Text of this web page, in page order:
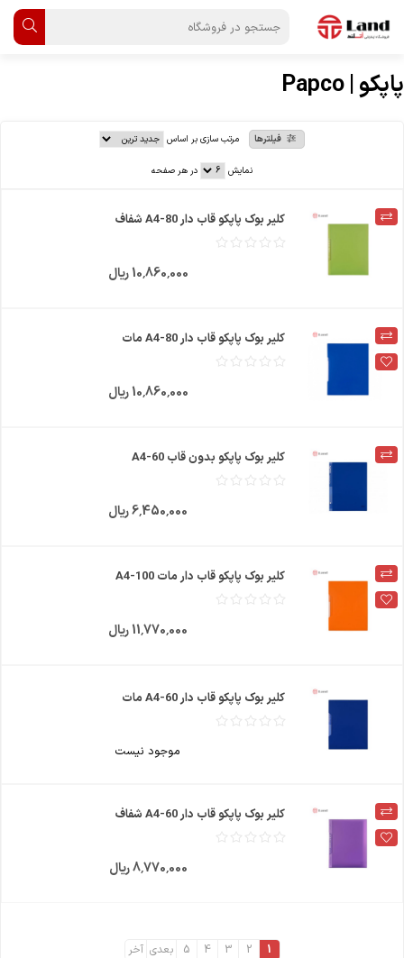
پاپکو | Papco
فیلترها مرتب سازی بر اساس
نمایش در هر صفحه
کلیر بوک پاپکو قاب دار A4-80 شفاف
10٬860٬000 ریال
کلیر بوک پاپکو قاب دار A4-80 مات
10٬860٬000 ریال
کلیر بوک پاپکو بدون قاب A4-60
6٬450٬000 ریال
کلیر بوک پاپکو قاب دار مات A4-100
11٬770٬000 ریال
کلیر بوک پاپکو قاب دار A4-60 مات
موجود نیست
کلیر بوک پاپکو قاب دار A4-60 شفاف
8٬770٬000 ریال
1
2
3
4
5 بعدی آخر